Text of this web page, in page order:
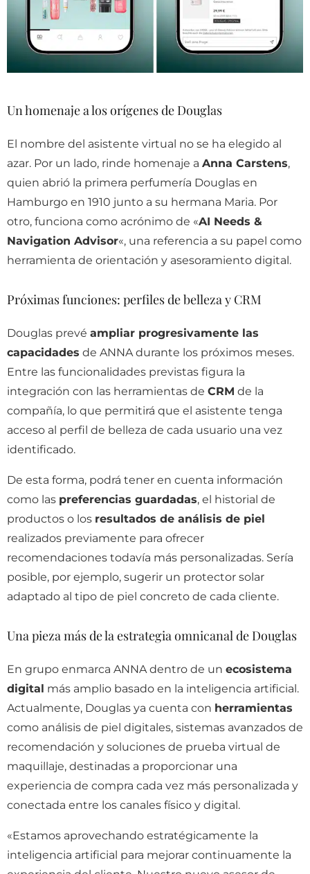
Un homenaje a los orígenes de Douglas
El nombre del asistente virtual no se ha elegido al
azar. Por un lado, rinde homenaje a Anna Carstens,
quien abrió la primera perfumería Douglas en
Hamburgo en 1910 junto a su hermana Maria. Por
otro, funciona como acrónimo de «AI Needs &
Navigation Advisor«, una referencia a su papel como
herramienta de orientación y asesoramiento digital.
Próximas funciones: perfiles de belleza y CRM
Douglas prevé ampliar progresivamente las
capacidades de ANNA durante los próximos meses.
Entre las funcionalidades previstas figura la
integración con las herramientas de CRM de la
compañía, lo que permitirá que el asistente tenga
acceso al perfil de belleza de cada usuario una vez
identificado.
De esta forma, podrá tener en cuenta información
como las preferencias guardadas, el historial de
productos o los resultados de análisis de piel
realizados previamente para ofrecer
recomendaciones todavía más personalizadas. Sería
posible, por ejemplo, sugerir un protector solar
adaptado al tipo de piel concreto de cada cliente.
Una pieza más de la estrategia omnicanal de Douglas
En grupo enmarca ANNA dentro de un ecosistema
digital más amplio basado en la inteligencia artificial.
Actualmente, Douglas ya cuenta con herramientas
como análisis de piel digitales, sistemas avanzados de
recomendación y soluciones de prueba virtual de
maquillaje, destinadas a proporcionar una
experiencia de compra cada vez más personalizada y
conectada entre los canales físico y digital.
«Estamos aprovechando estratégicamente la
inteligencia artificial para mejorar continuamente la